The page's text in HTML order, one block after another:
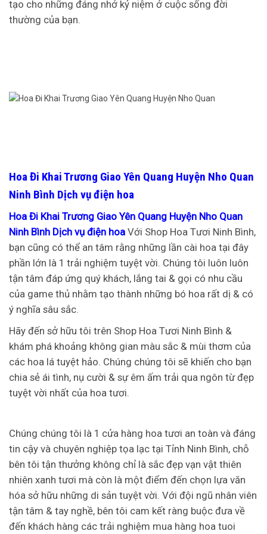
tạo cho những đáng nhớ kỷ niệm ở cuộc sống đời
thường của bạn.
Hoa Đi Khai Trương Giao Yên Quang Huyện Nho Quan
Ninh Bình Dịch vụ điện hoa
Hoa Đi Khai Trương Giao Yên Quang Huyện Nho Quan
Ninh Bình Dịch vụ điện hoa Với Shop Hoa Tươi Ninh Bình,
bạn cũng có thể an tâm rằng những lần cài hoa tại đây
phần lớn là 1 trải nghiệm tuyệt vời. Chúng tôi luôn luôn
tận tâm đáp ứng quý khách, lắng tai & gọi có nhu cầu
của game thủ nhằm tạo thành những bó hoa rất dị & có
ý nghĩa sâu sắc.
Hãy đến sở hữu tôi trên Shop Hoa Tươi Ninh Bình &
khám phá khoảng không gian màu sắc & mùi thơm của
các hoa lá tuyệt hảo. Chúng chúng tôi sẽ khiến cho bạn
chia sẻ ái tình, nụ cười & sự êm ấm trải qua ngôn từ đẹp
tuyệt vời nhất của hoa tươi.
Chúng chúng tôi là 1 cửa hàng hoa tươi an toàn và đáng
tin cậy và chuyên nghiệp tọa lạc tại Tỉnh Ninh Bình, chỗ
bên tôi tận thưởng không chỉ là sắc đẹp vạn vật thiên
nhiên xanh tươi mà còn là một điểm đến chọn lựa văn
hóa sở hữu những di sản tuyệt vời. Với đội ngũ nhân viên
tận tâm & tay nghề, bên tôi cam kết ràng buộc đưa về
đến khách hàng các trải nghiệm mua hàng hoa tuoi